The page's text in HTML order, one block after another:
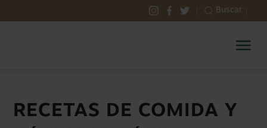
to
Select
account
Select
account
Select
account
Buscar
RECETAS DE COMIDA Y